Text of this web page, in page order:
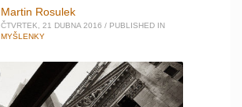
Martin Rosulek
ČTVRTEK, 21 DUBNA 2016 / PUBLISHED IN
MYŠLENKY